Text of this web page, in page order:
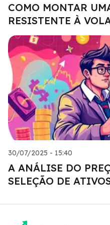
COMO MONTAR
RESISTENTE À
30/07/2025 - 15:40
A ANÁLISE DO
SELEÇÃO DE